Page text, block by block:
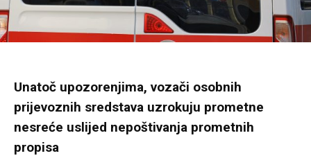
Unatoč upozorenjima, vozači osobnih
prijevoznih sredstava uzrokuju prometne
nesreće uslijed nepoštivanja prometnih
propisa